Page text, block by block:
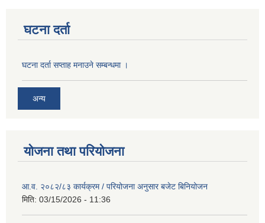
घटना दर्ता
घटना दर्ता सप्ताह मनाउने सम्बन्धमा ।
अन्य
योजना तथा परियोजना
आ.व. २०८२/८३ कार्यक्रम / परियोजना अनुसार बजेट बिनियोजन
मिति: 03/15/2026 - 11:36